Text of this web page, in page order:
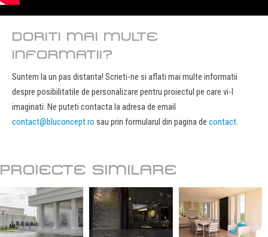
DORITI MAI MULTE
INFORMATII?
Suntem la un pas distanta! Scrieti-ne si aflati mai multe informatii
despre posibilitatile de personalizare pentru proiectul pe care vi-l
imaginati. Ne puteti contacta la adresa de email
contact@bluconcept.ro sau prin formularul din pagina de contact.
PROIECTE SIMILARE